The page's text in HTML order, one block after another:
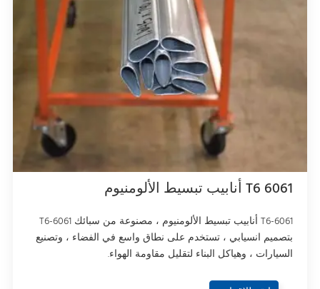
6061 T6 أنابيب تبسيط الألومنيوم
6061-T6 أنابيب تبسيط الألومنيوم ، مصنوعة من سبائك 6061-T6
بتصميم انسيابي ، تستخدم على نطاق واسع في الفضاء ، وتصنيع
السيارات ، وهياكل البناء لتقليل مقاومة الهواء.